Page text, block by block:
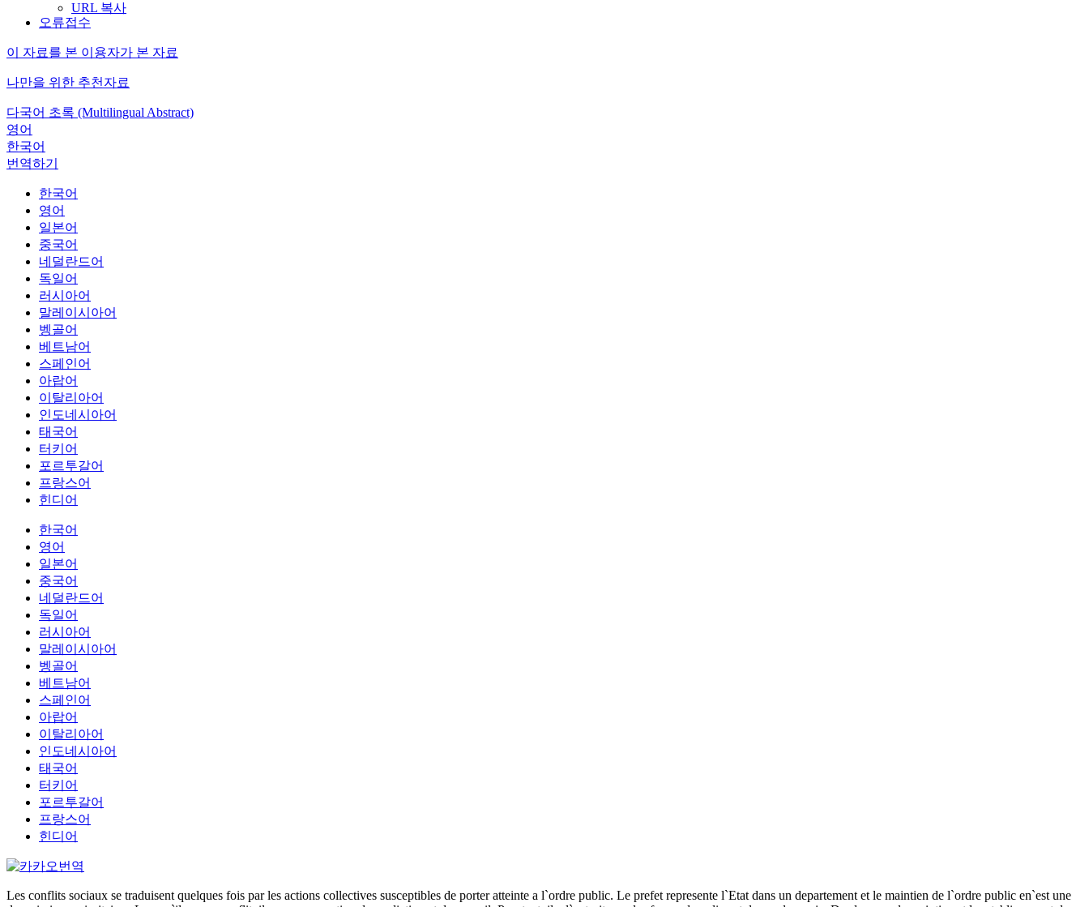
URL 복사
오류접수
이 자료를 본 이용자가 본 자료
나만을 위한 추천자료
다국어 초록 (Multilingual Abstract)
영어
한국어
번역하기
한국어
영어
일본어
중국어
네덜란드어
독일어
러시아어
말레이시아어
벵골어
베트남어
스페인어
아랍어
이탈리아어
인도네시아어
태국어
터키어
포르투갈어
프랑스어
힌디어
한국어
영어
일본어
중국어
네덜란드어
독일어
러시아어
말레이시아어
벵골어
베트남어
스페인어
아랍어
이탈리아어
인도네시아어
태국어
터키어
포르투갈어
프랑스어
힌디어
Les conflits sociaux se traduisent quelques fois par les actions collectives susceptibles de porter atteinte a l`ordre public. Le prefet represente l`Etat dans un departement et le maintien de l`ordre public en`est une